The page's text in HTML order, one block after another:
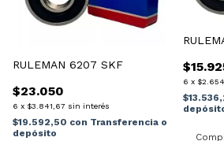
RULEMAN 6207 SKF
$23.050
6 x $3.841,67 sin interés
$19.592,50 con Transferencia o
depósito
6 x